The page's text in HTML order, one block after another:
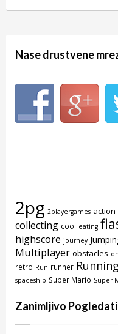
Nase drustvene
2pg 2playergames action
collecting cool eating
highscore journey
Multiplayer obstacles
retro Run runner Running
spaceship Super Mario Super
Zanimljivo Pogledati